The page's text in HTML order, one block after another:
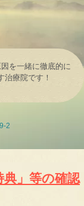
を一緒に徹底的に
療院です！
2
」等の確認